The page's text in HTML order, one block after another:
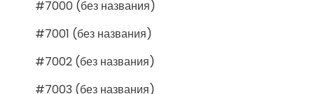
#7000 (без названия)
#7001 (без названия)
#7002 (без названия)
#7003 (без названия)